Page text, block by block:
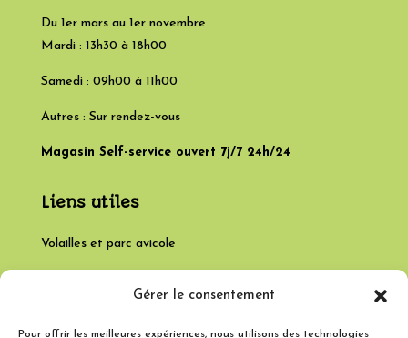
Gérer le consentement
Pour offrir les meilleures expériences, nous utilisons des technologies
Du 1er mars au 1er novembre
Mardi : 13h30 à 18h00
Samedi : 09h00 à 11h00
Autres : Sur rendez-vous
Magasin Self-service ouvert 7j/7 24h/24
Liens utiles
Volailles et parc avicole